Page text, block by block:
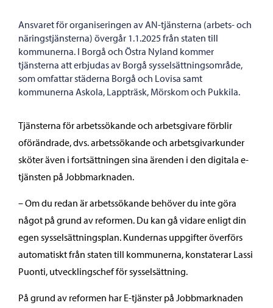
Ansvaret för organiseringen av AN-tjänsterna (arbets- och
näringstjänsterna) övergår 1.1.2025 från staten till
kommunerna. I Borgå och Östra Nyland kommer
tjänsterna att erbjudas av Borgå sysselsättningsområde,
som omfattar städerna Borgå och Lovisa samt
kommunerna Askola, Lappträsk, Mörskom och Pukkila.
Tjänsterna för arbetssökande och arbetsgivare förblir
oförändrade, dvs. arbetssökande och arbetsgivarkunder
sköter även i fortsättningen sina ärenden i den digitala e-
tjänsten på Jobbmarknaden.
– Om du redan är arbetssökande behöver du inte göra
något på grund av reformen. Du kan gå vidare enligt din
egen sysselsättningsplan. Kundernas uppgifter överförs
automatiskt från staten till kommunerna, konstaterar Lassi
Puonti, utvecklingschef för sysselsättning.
På grund av reformen har E-tjänster på Jobbmarknaden